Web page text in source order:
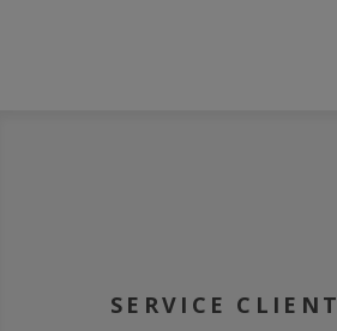
SERVICE CLIENT